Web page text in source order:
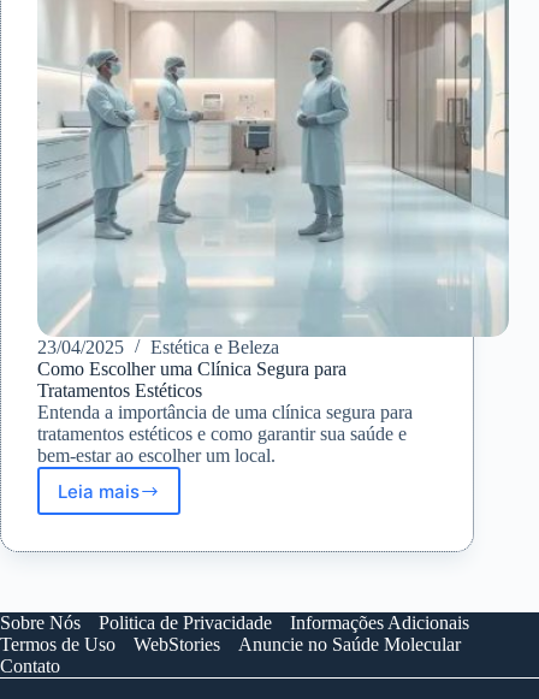
23/04/2025
Estética e Beleza
Como Escolher uma Clínica Segura para
Tratamentos Estéticos
Entenda a importância de uma clínica segura para
tratamentos estéticos e como garantir sua saúde e
bem-estar ao escolher um local.
Leia mais
Como
uma
para
Tratamentos
Sobre Nós Politica de Privacidade
Informações Adicionais
Termos de Uso
WebStories
Anuncie no Saúde Molecular
Contato